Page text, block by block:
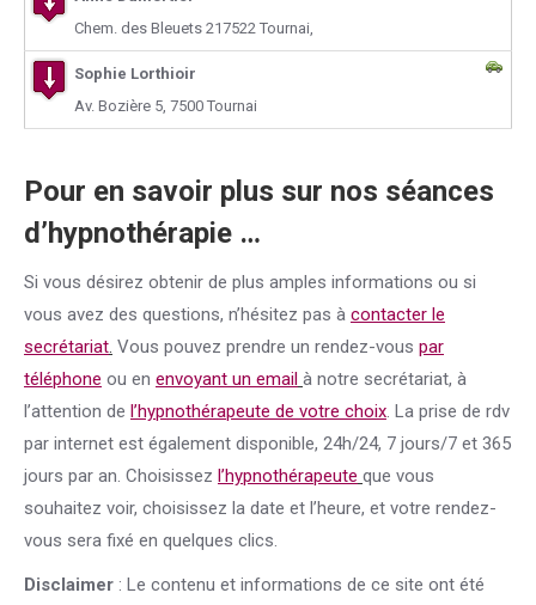
Chem. des Bleuets 217522 Tournai,
Sophie Lorthioir
Av. Bozière 5, 7500 Tournai
Pour en savoir plus sur nos séances
d’hypnothérapie …
Si vous désirez obtenir de plus amples informations ou si
vous avez des questions, n’hésitez pas à contacter le
secrétariat. Vous pouvez prendre un rendez-vous par
téléphone ou en envoyant un email à notre secrétariat, à
l’attention de l’hypnothérapeute de votre choix. La prise de rdv
par internet est également disponible, 24h/24, 7 jours/7 et 365
jours par an. Choisissez l’hypnothérapeute que vous
souhaitez voir, choisissez la date et l’heure, et votre rendez-
vous sera fixé en quelques clics.
Disclaimer : Le contenu et informations de ce site ont été